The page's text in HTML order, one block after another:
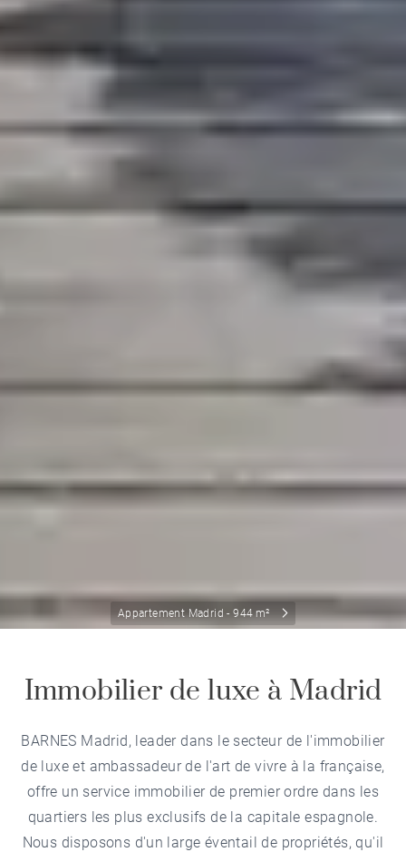
Appartement Madrid - 944 m²
Immobilier de luxe à Madrid
BARNES Madrid, leader dans le secteur de l'immobilier
de luxe et ambassadeur de l'art de vivre à la française,
offre un service immobilier de premier ordre dans les
quartiers les plus exclusifs de la capitale espagnole.
Nous disposons d'un large éventail de propriétés, qu'il